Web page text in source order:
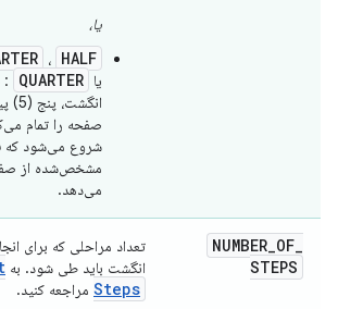
یا،
، HALF
یا QUARTER
:
صفحه را تمام
شروع می‌شود که
مشخص‌شده از
می‌دهد.
NUMBER_OF_
STEPS
تعداد مراحلی که برای
انگشت باید طی شود. به
Steps مراجعه کنید.